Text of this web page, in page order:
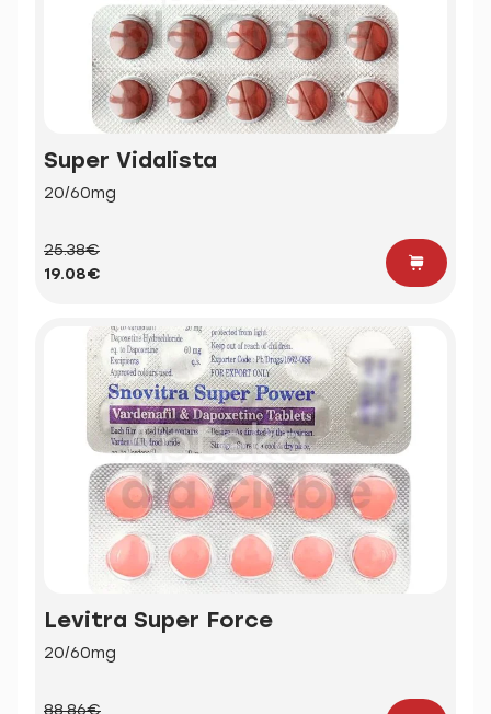
Super Vidalista
20/60mg
25.38€
19.08€
Levitra Super Force
20/60mg
88.86€